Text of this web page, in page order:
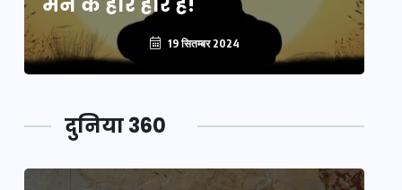
19 सितम्बर 2024
दुनिया 360